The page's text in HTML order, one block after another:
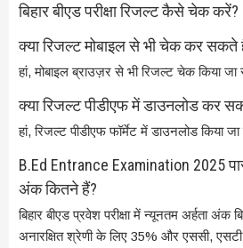
बिहार बीएड परीक्षा रिजल्ट कैसे चेक करें?
क्या रिजल्ट मोबाइल से भी चेक कर सकते
हां, मोबाइल ब्राउज़र से भी रिजल्ट चेक किया
क्या रिजल्ट पीडीएफ में डाउनलोड कर
हां, रिजल्ट पीडीएफ फॉर्मेट में डाउनलोड किया
B.Ed Entrance Examination 2025
अंक कितने हैं?
बिहार बीएड प्रवेश परीक्षा में न्यूनतम अर्हता अंक
अनारक्षित श्रेणी के लिए 35% और एससी, एसटी,